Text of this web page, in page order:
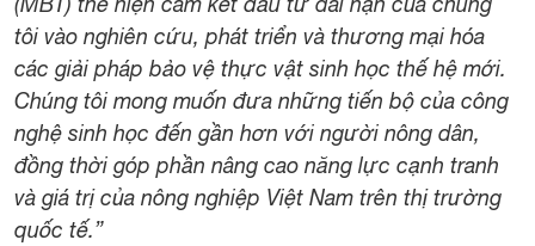
tôi vào nghiên cứu, phát triển và thương mại hóa
các giải pháp bảo vệ thực vật sinh học thế hệ mới.
Chúng tôi mong muốn đưa những tiến bộ của công
nghệ sinh học đến gần hơn với người nông dân,
đồng thời góp phần nâng cao năng lực cạnh tranh
và giá trị của nông nghiệp Việt Nam trên thị trường
quốc tế.”